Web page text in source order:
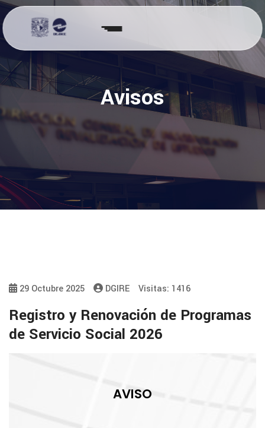
Avisos
29 Octubre 2025 DGIRE Visitas: 1416
Registro y Renovación de Programas
de Servicio Social 2026
AVISO